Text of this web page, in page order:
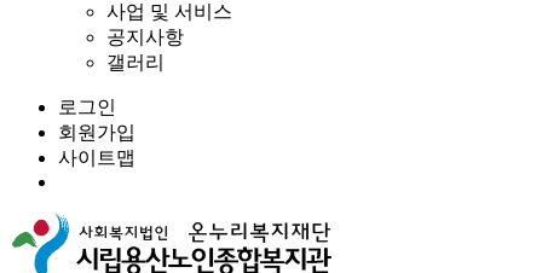
사업 및 서비스
공지사항
갤러리
로그인
회원가입
사이트맵